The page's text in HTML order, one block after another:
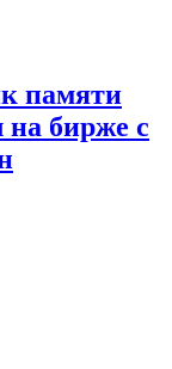
памяти
на бирже с